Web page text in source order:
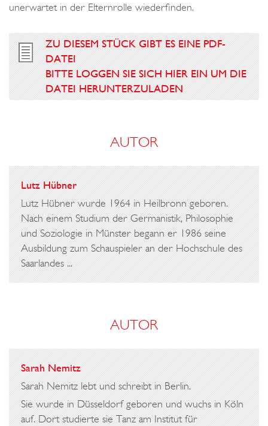
unerwartet in der Elternrolle wiederfinden.
ZU DIESEM STÜCK GIBT ES EINE PDF-
DATEI
BITTE LOGGEN SIE SICH HIER EIN UM DIE
DATEI HERUNTERZULADEN
AUTOR
Lutz Hübner
Lutz Hübner wurde 1964 in Heilbronn geboren.
Nach einem Studium der Germanistik, Philosophie
und Soziologie in Münster begann er 1986 seine
Ausbildung zum Schauspieler an der Hochschule des
Saarlandes ...
AUTOR
Sarah Nemitz
Sarah Nemitz lebt und schreibt in Berlin.
Sie wurde in Düsseldorf geboren und wuchs in Köln
auf. Dort studierte sie Tanz am Institut für